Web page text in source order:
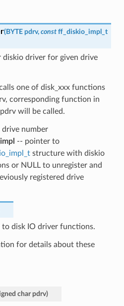
(BYTE pdrv, const ff_diskio_impl_t
diskio driver for given drive
one of disk_xxx functions
corresponding function in
will be called.
number
-- pointer to
structure with diskio
or NULL to unregister and
registered drive
disk IO driver functions.
for details about these
char pdrv)